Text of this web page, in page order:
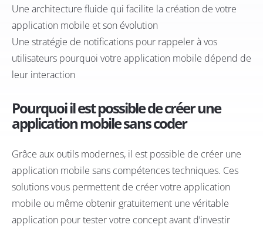
Une architecture fluide qui facilite la création de votre
application mobile et son évolution
Une stratégie de notifications pour rappeler à vos
utilisateurs pourquoi votre application mobile dépend de
leur interaction
Pourquoi il est possible de créer une
application mobile sans coder
Grâce aux outils modernes, il est possible de créer une
application mobile sans compétences techniques. Ces
solutions vous permettent de créer votre application
mobile ou même obtenir gratuitement une véritable
application pour tester votre concept avant d’investir